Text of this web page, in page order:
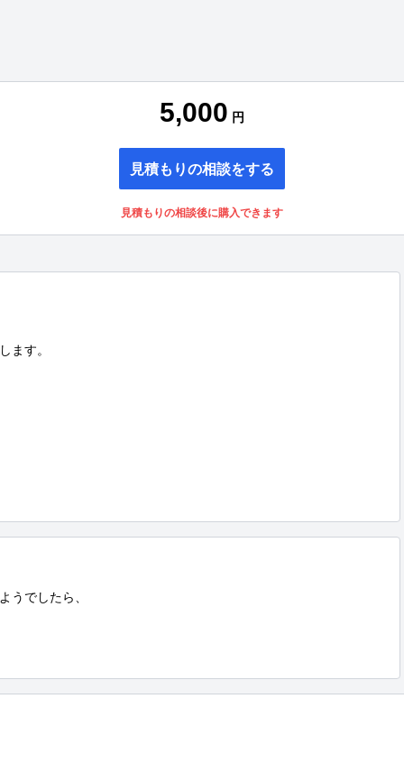
5,000 円
見積もりの相談をする
見積もりの相談後に購入できます
ます。
うでしたら、